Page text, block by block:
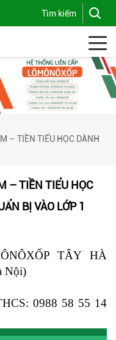
– TIỀN TIỂU HỌC DÀNH
– TIỀN TIỂU HỌC
BỊ VÀO LỚP 1
TÂY HÀ
Nội)
0988 58 55 14